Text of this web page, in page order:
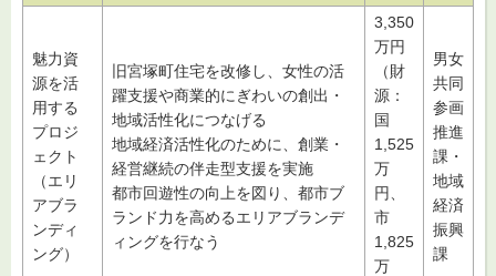
魅力資
源を活
用する
プロジ
ェクト
（エリ
アブラ
ンディ
ング）
旧宮塚町住宅を改修し、女性の活
躍支援や商業的にぎわいの創出・
地域活性化につなげる
地域経済活性化のために、創業・
経営継続の伴走型支援を実施
都市回遊性の向上を図り、都市ブ
ランド力を高めるエリアブランデ
ィングを行なう
3,350
万円
（財
源：
国
1,525
万
円、
市
1,825
万
男女
共同
参画
推進
課・
地域
経済
振興
課